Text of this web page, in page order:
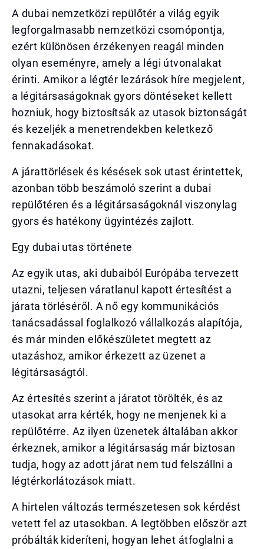
A dubai nemzetközi repülőtér a világ egyik
legforgalmasabb nemzetközi csomópontja,
ezért különösen érzékenyen reagál minden
olyan eseményre, amely a légi útvonalakat
érinti. Amikor a légtér lezárások híre megjelent,
a légitársaságoknak gyors döntéseket kellett
hozniuk, hogy biztosítsák az utasok biztonságát
és kezeljék a menetrendekben keletkező
fennakadásokat.
A járattörlések és késések sok utast érintettek,
azonban több beszámoló szerint a dubai
repülőtéren és a légitársaságoknál viszonylag
gyors és hatékony ügyintézés zajlott.
Egy dubai utas története
Az egyik utas, aki dubaiból Európába tervezett
utazni, teljesen váratlanul kapott értesítést a
járata törléséről. A nő egy kommunikációs
tanácsadással foglalkozó vállalkozás alapítója,
és már minden előkészületet megtett az
utazáshoz, amikor érkezett az üzenet a
légitársaságtól.
Az értesítés szerint a járatot törölték, és az
utasokat arra kérték, hogy ne menjenek ki a
repülőtérre. Az ilyen üzenetek általában akkor
érkeznek, amikor a légitársaság már biztosan
tudja, hogy az adott járat nem tud felszállni a
légtérkorlátozások miatt.
A hirtelen változás természetesen sok kérdést
vetett fel az utasokban. A legtöbben először azt
próbálták kideríteni, hogyan lehet átfoglalni a